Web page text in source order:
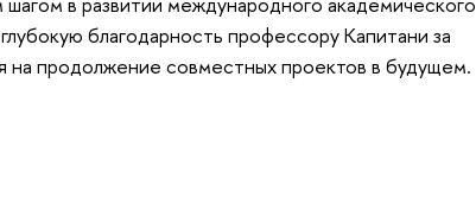
благодарность профессору Капитани за
на продолжение совместных проектов в будущем.